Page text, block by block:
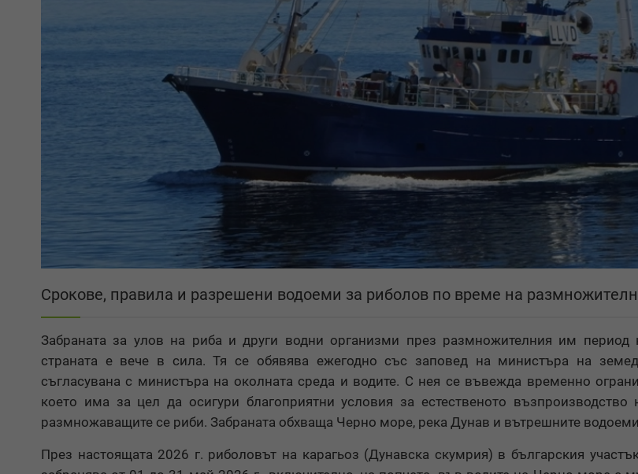
Срокове, правила и разрешени водоеми за риболов по време на
Забраната за улов на риба и други водни организми през размножителния им период
страната е вече в сила. Тя се обявява ежегодно със заповед на министъра на
съгласувана с министъра на околната среда и водите. С нея се въвежда временно
което има за цел да осигури благоприятни условия за естественото възпроизводство
размножаващите се риби. Забраната обхваща Черно море, река Дунав и вътрешните водоеми
През настоящата 2026 г. риболовът на карагьоз (Дунавска скумрия) в българския